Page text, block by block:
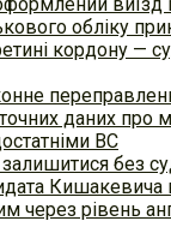
обліку
кордону —
даних про
ВС
залишитися без
Кишакевича
через рівень